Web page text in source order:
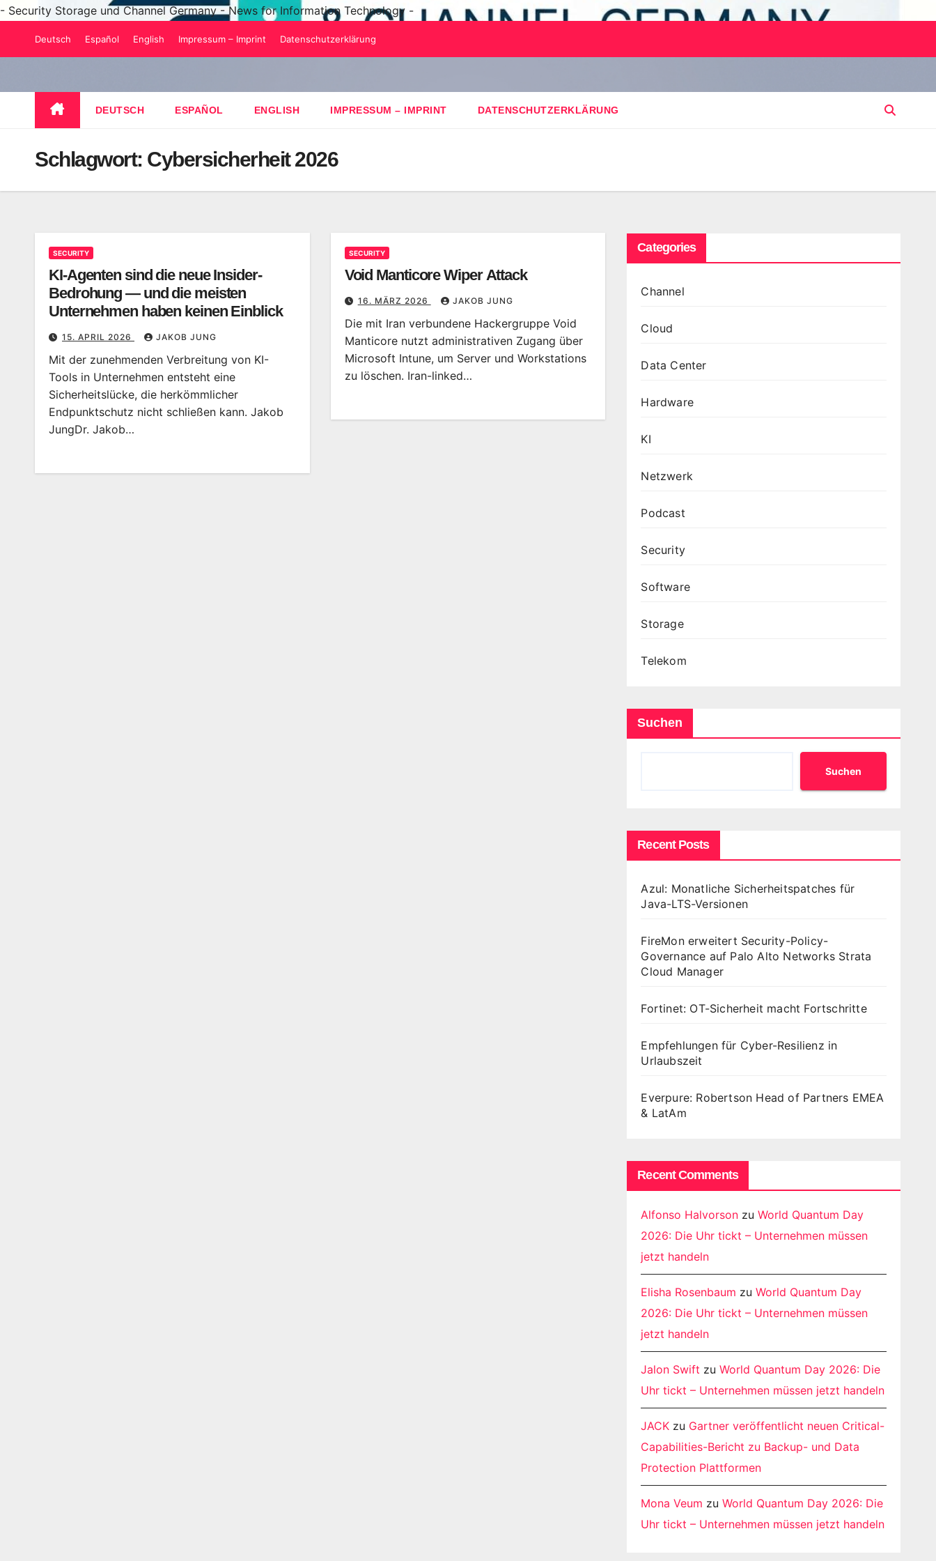
- Security Storage und Channel Germany - News for Information Technology -
Deutsch Español English Impressum – Imprint Datenschutzerklärung
DEUTSCH ESPAÑOL ENGLISH IMPRESSUM – IMPRINT DATENSCHUTZERKLÄRUNG
Schlagwort: Cybersicherheit 2026
SECURITY
KI-Agenten sind die neue Insider-
Bedrohung — und die meisten
Unternehmen haben keinen Einblick
15. APRIL 2026 JAKOB JUNG
Mit der zunehmenden Verbreitung von KI-
Tools in Unternehmen entsteht eine
Sicherheitslücke, die herkömmlicher
Endpunktschutz nicht schließen kann. Jakob
JungDr. Jakob…
SECURITY
Void Manticore Wiper Attack
16. MÄRZ 2026 JAKOB JUNG
Die mit Iran verbundene Hackergruppe Void
Manticore nutzt administrativen Zugang über
Microsoft Intune, um Server und Workstations
zu löschen. Iran-linked…
Categories
Channel
Cloud
Data Center
Hardware
KI
Netzwerk
Podcast
Security
Software
Storage
Telekom
Suchen
Suchen
Recent Posts
Azul: Monatliche Sicherheitspatches für
Java-LTS-Versionen
FireMon erweitert Security-Policy-
Governance auf Palo Alto Networks Strata
Cloud Manager
Fortinet: OT-Sicherheit macht Fortschritte
Empfehlungen für Cyber-Resilienz in
Urlaubszeit
Everpure: Robertson Head of Partners EMEA
& LatAm
Recent Comments
Alfonso Halvorson zuWorld Quantum Day
2026: Die Uhr tickt – Unternehmen müssen
jetzt handeln
Elisha Rosenbaum zuWorld Quantum Day
2026: Die Uhr tickt – Unternehmen müssen
jetzt handeln
Jalon Swift zuWorld Quantum Day 2026: Die
Uhr tickt – Unternehmen müssen jetzt handeln
JACK zu Gartner veröffentlicht neuen Critical-
Capabilities-Bericht zu Backup- und Data
Protection Plattformen
Mona Veum zuWorld Quantum Day 2026: Die
Uhr tickt – Unternehmen müssen jetzt handeln